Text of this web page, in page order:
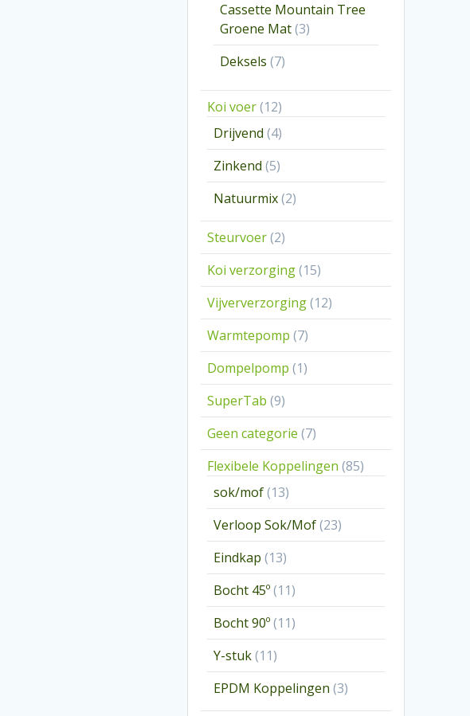
Cassette Mountain Tree
Groene Mat 33
producten
Deksels 77
Koi voer 1212
producten
Drijvend 44
producten
Zinkend 55
producten
Natuurmix 22
producten
Steurvoer 22
producten
Koi verzorging 1515
producten
Vijververzorging 1212
producten
Warmtepomp 77
producten
Dompelpomp 11
product
SuperTab 99
producten
Geen categorie 77
producten
Flexibele Koppelingen 8585
sok/mof 1313
producten
Verloop Sok/Mof 2323
producten
Eindkap 1313
producten
Bocht 45º 1111
producten
Bocht 90º 1111
producten
Y-stuk 1111
producten
EPDM Koppelingen 33
producten